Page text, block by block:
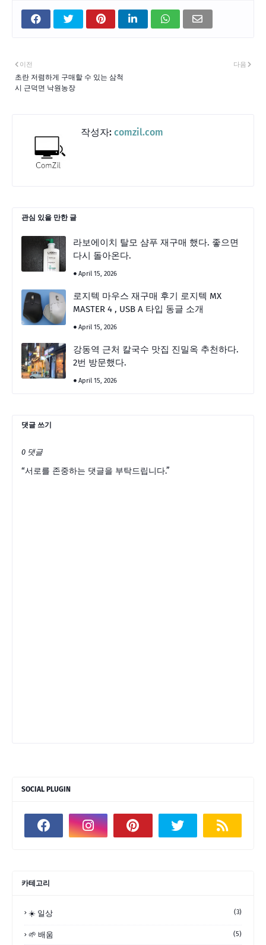
다음
이전
초란 저렴하게 구매할 수 있는 삼척
시 근덕면 낙원농장
작성자: comzil.com
관심 있을 만한 글
라보에이치 탈모 샴푸 재구매 했다. 좋으면
다시 돌아온다.
April 15, 2026
로지텍 마우스 재구매 후기 로지텍 MX
MASTER 4 , USB A 타입 동글 소개
April 15, 2026
강동역 근처 칼국수 맛집 진밀옥 추천하다.
2번 방문했다.
April 15, 2026
댓글 쓰기
0 댓글
“서로를 존중하는 댓글을 부탁드립니다.”
SOCIAL PLUGIN
카테고리
☀️ 일상 (3)
🌱 배움 (5)